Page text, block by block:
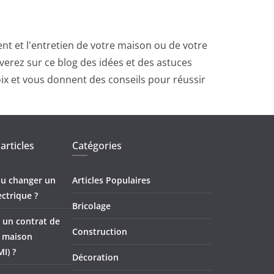
et l'entretien de votre maison ou de votre
sur ce blog des idées et des astuces
et vous donnent des conseils pour réussir
changer un
?
un contrat de
?
Catégories
Articles Populaires
Bricolage
Construction
Décoration